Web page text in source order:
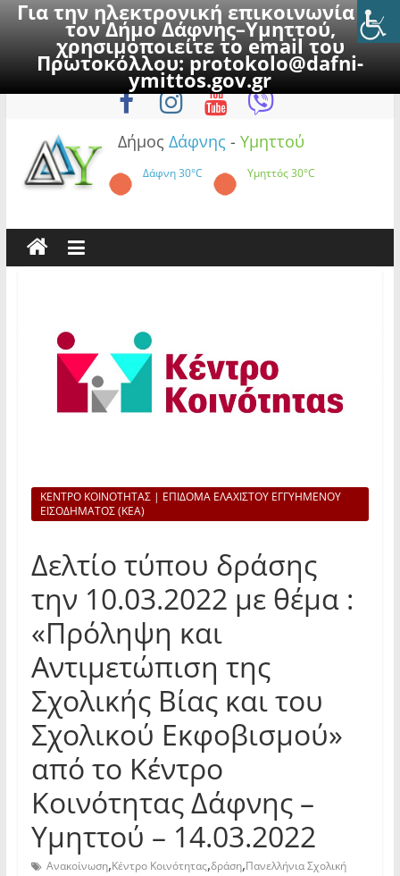
Για την ηλεκτρονική επικοινωνία με
τον Δήμο Δάφνης–Υμηττού,
χρησιμοποιείτε το email του
Πρωτοκόλλου:protokolo@dafni-
ymittos.gov.gr
to
Κυριακή, 9 Αυγούστου 2026
Δήμος Δάφνης - Υμηττού
Δάφνη30°C Υμηττός30°C
ΚΕΝΤΡΟ ΚΟΙΝΟΤΗΤΑΣ | ΕΠΙΔΟΜΑ ΕΛΑΧΙΣΤΟΥ ΕΓΓΥΗΜΕΝΟΥ
ΕΙΣΟΔΗΜΑΤΟΣ (ΚΕΑ)
Δελτίο τύπου δράσης
την 10.03.2022 με θέμα :
«Πρόληψη και
Αντιμετώπιση της
Σχολικής Βίας και του
Σχολικού Εκφοβισμού»
από το Κέντρο
Κοινότητας Δάφνης –
Υμηττού – 14.03.2022
Ανακοίνωση,Κέντρο Κοινότητας,δράση,Πανελλήνια Σχολική